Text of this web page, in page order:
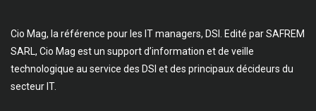
Cio Mag, la référence pour les IT managers, DSI. Edité par SAFREM
SARL, Cio Mag est un support d’information et de veille
technologique au service des DSI et des principaux décideurs du
secteur IT.